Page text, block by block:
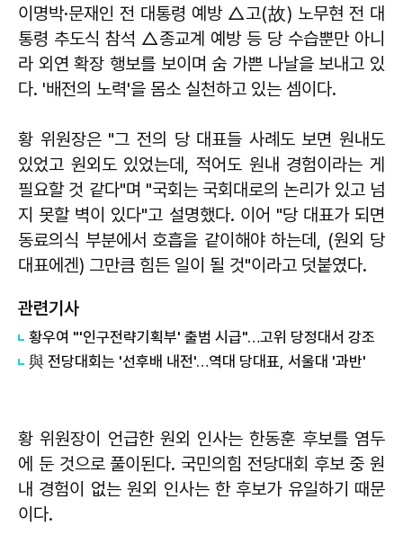
이명박·문재인 전 대통령 예방 △고(故) 노무현 전 대
통령 추도식 참석 △종교계 예방 등 당 수습뿐만 아니
라 외연 확장 행보를 보이며 숨 가쁜 나날을 보내고 있
다. '배전의 노력'을 몸소 실천하고 있는 셈이다.
황 위원장은 "그 전의 당 대표들 사례도 보면 원내도
있었고 원외도 있었는데, 적어도 원내 경험이라는 게
필요할 것 같다"며 "국회는 국회대로의 논리가 있고 넘
지 못할 벽이 있다"고 설명했다. 이어 "당 대표가 되면
동료의식 부분에서 호흡을 같이해야 하는데, (원외 당
대표에겐) 그만큼 힘든 일이 될 것"이라고 덧붙였다.
관련기사
황우여 "'인구전략기획부' 출범 시급"…고위 당정대서 강조
與 전당대회는 '선후배 내전'…역대 당대표, 서울대 '과반'
황 위원장이 언급한 원외 인사는 한동훈 후보를 염두
에 둔 것으로 풀이된다. 국민의힘 전당대회 후보 중 원
내 경험이 없는 원외 인사는 한 후보가 유일하기 때문
이다.